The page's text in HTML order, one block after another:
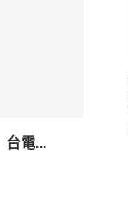
台電...